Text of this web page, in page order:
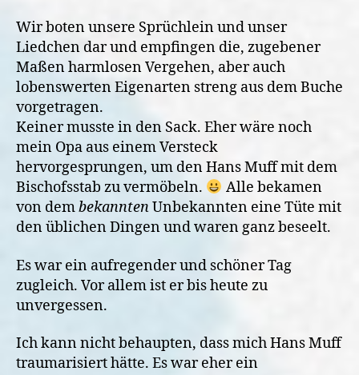
Wir boten unsere Sprüchlein und unser
Liedchen dar und empfingen die, zugebener
Maßen harmlosen Vergehen, aber auch
lobenswerten Eigenarten streng aus dem Buche
vorgetragen.
Keiner musste in den Sack. Eher wäre noch
mein Opa aus einem Versteck
hervorgesprungen, um den Hans Muff mit dem
Bischofsstab zu vermöbeln.
Alle bekamen
von dembekanntenUnbekannten eine Tüte mit
den üblichen Dingen und waren ganz beseelt.
Es war ein aufregender und schöner Tag
zugleich. Vor allem ist er bis heute zu
unvergessen.
Ich kann nicht behaupten, dass mich Hans Muff
traumarisiert hätte. Es war eher ein